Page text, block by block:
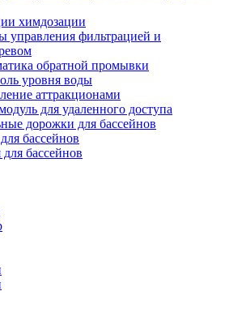
химдозации
управления фильтрацией и
обратной промывки
уровня воды
аттракционами
для удаленного доступа
дорожки для бассейнов
бассейнов
бассейнов